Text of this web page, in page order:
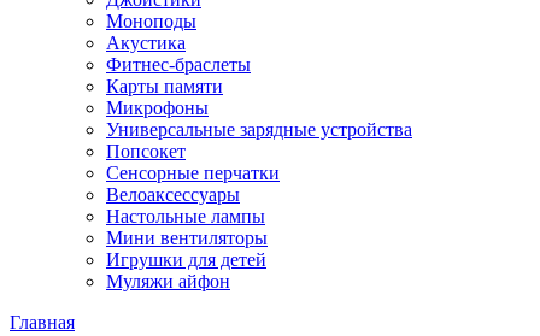
Моноподы
Акустика
Фитнес-браслеты
Карты памяти
Микрофоны
Универсальные зарядные устройства
Попсокет
Сенсорные перчатки
Велоаксессуары
Настольные лампы
Мини вентиляторы
Игрушки для детей
Муляжи айфон
Главная